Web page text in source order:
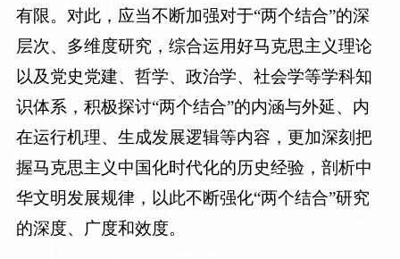
有限。对此，应当不断加强对于“两个结合”的深
层次、多维度研究，综合运用好马克思主义理论
以及党史党建、哲学、政治学、社会学等学科知
识体系，积极探讨“两个结合”的内涵与外延、内
在运行机理、生成发展逻辑等内容，更加深刻把
握马克思主义中国化时代化的历史经验，剖析中
华文明发展规律，以此不断强化“两个结合”研究
的深度、广度和效度。